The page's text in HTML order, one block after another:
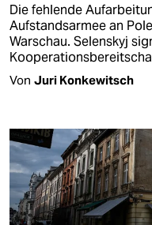
Die fehlende
Aufstandsarmee an
Warschau. Selenskyj
Von Juri Konkewitsch